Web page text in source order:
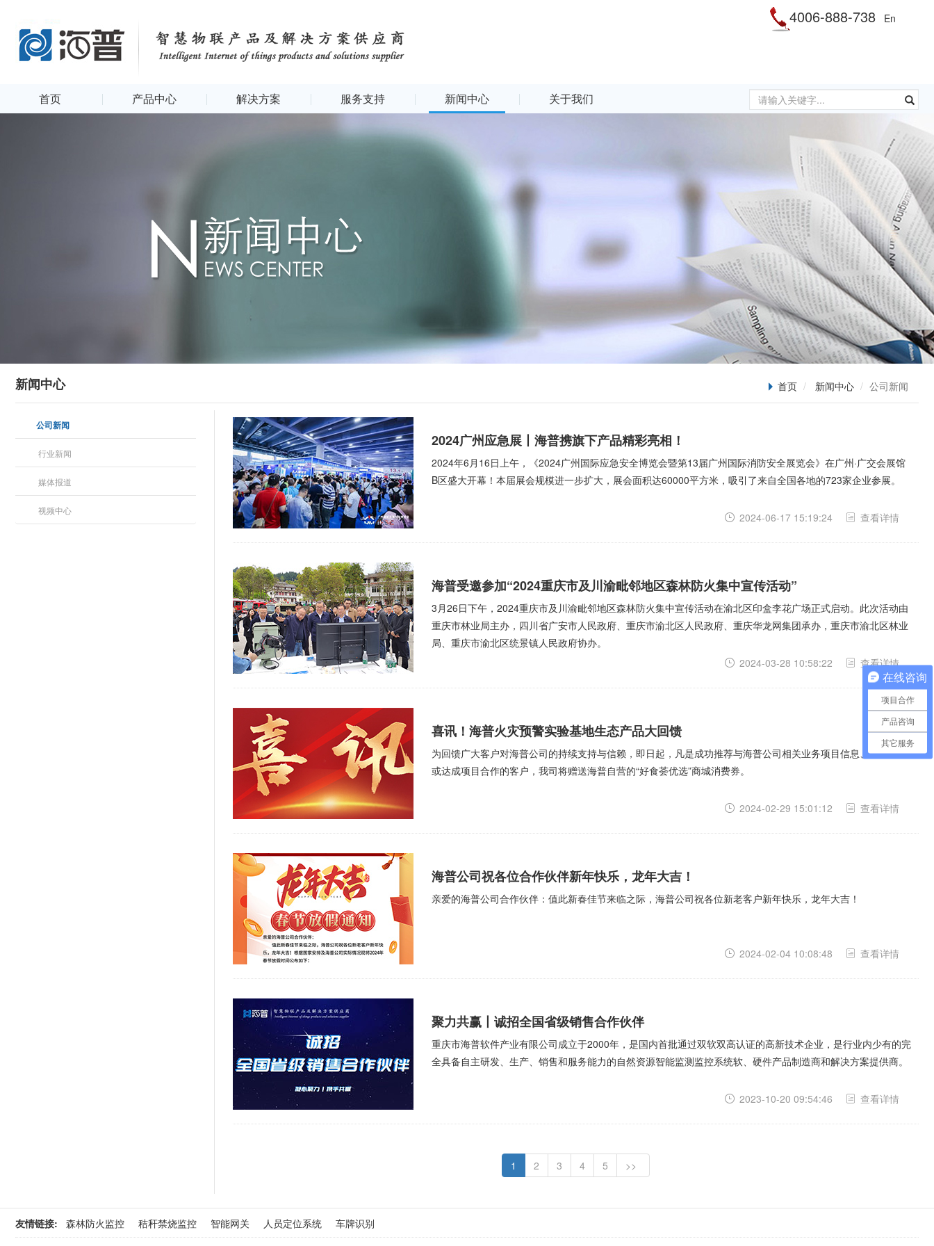
4006-888-738 En
首页 产品中心 解决方案 服务支持 新闻中心 关于我们
新闻中心 首页 新闻中心 公司新闻
公司新闻
行业新闻
媒体报道
视频中心
2024广州应急展丨海普携旗下产品精彩亮相！
2024年6月16日上午，《2024广州国际应急安全博览会暨第13届广州国际消防安全展览会》在广州·广交会展馆
B区盛大开幕！本届展会规模进一步扩大，展会面积达60000平方米，吸引了来自全国各地的723家企业参展。
2024-06-17 15:19:24 查看详情
海普受邀参加“2024重庆市及川渝毗邻地区森林防火集中宣传活动”
3月26日下午，2024重庆市及川渝毗邻地区森林防火集中宣传活动在渝北区印盒李花广场正式启动。此次活动由
重庆市林业局主办，四川省广安市人民政府、重庆市渝北区人民政府、重庆华龙网集团承办，重庆市渝北区林业
局、重庆市渝北区统景镇人民政府协办。
2024-03-28 10:58:22
查看详情
喜讯！海普火灾预警实验基地生态产品大回馈
为回馈广大客户对海普公司的持续支持与信赖，即日起，凡是成功推荐与海普公司相关业务项目信息、购买产品
或达成项目合作的客户，我司将赠送海普自营的“好食荟优选”商城消费券。
2024-02-29 15:01:12 查看详情
海普公司祝各位合作伙伴新年快乐，龙年大吉！
亲爱的海普公司合作伙伴：值此新春佳节来临之际，海普公司祝各位新老客户新年快乐，龙年大吉！
2024-02-04 10:08:48 查看详情
聚力共赢丨诚招全国省级销售合作伙伴
重庆市海普软件产业有限公司成立于2000年，是国内首批通过双软双高认证的高新技术企业，是行业内少有的完
全具备自主研发、生产、销售和服务能力的自然资源智能监测监控系统软、硬件产品制造商和解决方案提供商。
2023-10-20 09:54:46 查看详情
1 2 3 4 5 >>
友情链接: 森林防火监控 秸秆禁烧监控 智能网关 人员定位系统 车牌识别
在线咨询
项目合作
产品咨询
其它服务